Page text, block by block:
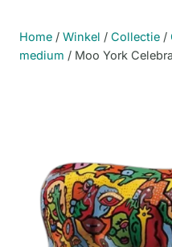
Home / Winkel / Collectie /
medium / Moo York